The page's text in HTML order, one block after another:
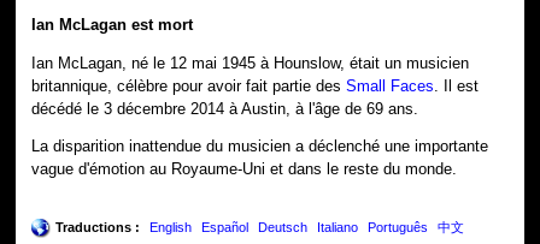
Ian McLagan est mort
Ian McLagan, né le 12 mai 1945 à Hounslow, était un musicien
britannique, célèbre pour avoir fait partie desSmall Faces . Il est
décédé le 3 décembre 2014 à Austin, à l'âge de 69 ans.
La disparition inattendue du musicien a déclenché une importante
vague d'émotion au Royaume-Uni et dans le reste du monde.
Traductions : English Español Deutsch Italiano Português 中文